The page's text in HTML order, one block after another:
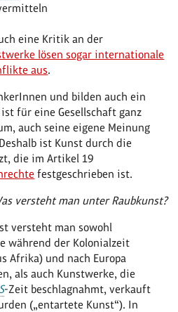
eine Kritik an der
lösen sogar internationale
aus.
und bilden auch ein
für eine Gesellschaft ganz
auch seine eigene Meinung
ist Kunst durch die
die im Artikel 19
festgeschrieben ist.
versteht man unter Raubkunst?
versteht man sowohl
während der Kolonialzeit
Afrika) und nach Europa
als auch Kunstwerke, die
-Zeit beschlagnahmt, verkauft
(„entartete Kunst“). In